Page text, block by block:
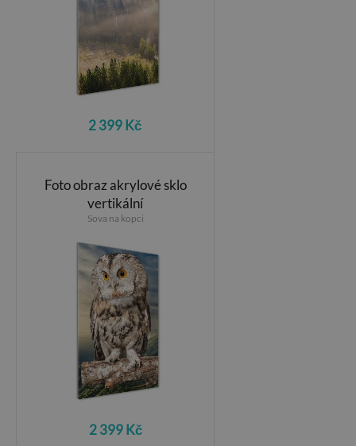
2 399 Kč
Foto obraz akrylové sklo
vertikální
Sova na kopci
2 399 Kč